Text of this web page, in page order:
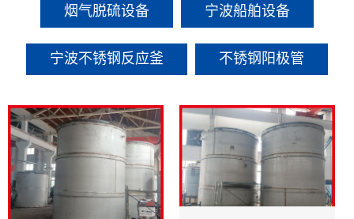
烟气脱硫设备 宁波船舶设备
宁波不锈钢反应釜 不锈钢阳极管